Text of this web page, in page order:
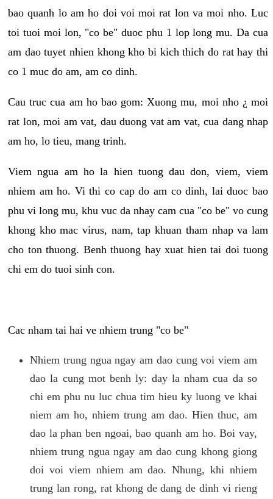
bao quanh lo am ho doi voi moi rat lon va moi nho. Luc
toi tuoi moi lon, "co be" duoc phu 1 lop long mu. Da cua
am dao tuyet nhien khong kho bi kich thich do rat hay thi
co 1 muc do am, am co dinh.
Cau truc cua am ho bao gom: Xuong mu, moi nho ¿ moi
rat lon, moi am vat, dau duong vat am vat, cua dang nhap
am ho, lo tieu, mang trinh.
Viem ngua am ho la hien tuong dau don, viem, viem
nhiem am ho. Vi thi co cap do am co dinh, lai duoc bao
phu vi long mu, khu vuc da nhay cam cua "co be" vo cung
khong kho mac virus, nam, tap khuan tham nhap va lam
cho ton thuong. Benh thuong hay xuat hien tai doi tuong
chi em do tuoi sinh con.
Cac nham tai hai ve nhiem trung "co be"
Nhiem trung ngua ngay am dao cung voi viem am
dao la cung mot benh ly: day la nham cua da so
chi em phu nu luc chua tim hieu ky luong ve khai
niem am ho, nhiem trung am dao. Hien thuc, am
dao la phan ben ngoai, bao quanh am ho. Boi vay,
nhiem trung ngua ngay am dao cung khong giong
doi voi viem nhiem am dao. Nhung, khi nhiem
trung lan rong, rat khong de dang de dinh vi rieng